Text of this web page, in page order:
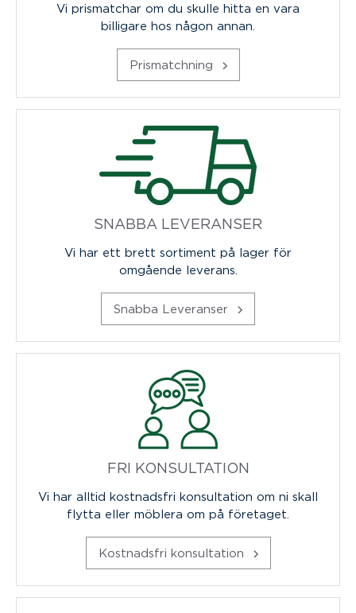
Vi prismatchar om du skulle hitta en vara
billigare hos någon annan.
Prismatchning
SNABBA LEVERANSER
Vi har ett brett sortiment på lager för
omgående leverans.
Snabba Leveranser
FRI KONSULTATION
Vi har alltid kostnadsfri konsultation om ni skall
flytta eller möblera om på företaget.
Kostnadsfri konsultation